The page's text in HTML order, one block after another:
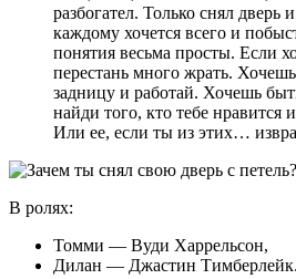
разбогател. Только снял дверь
каждому хочется всего и
понятия весьма просты. Если
перестань много жрать. Хочешь
задницу и работай. Хочешь
найди того, кто тебе нравится
Или ее, если ты из этих…
В ролях:
Томми — Вуди Харрельсон,
Дилан — Джастин Тимберлейк.